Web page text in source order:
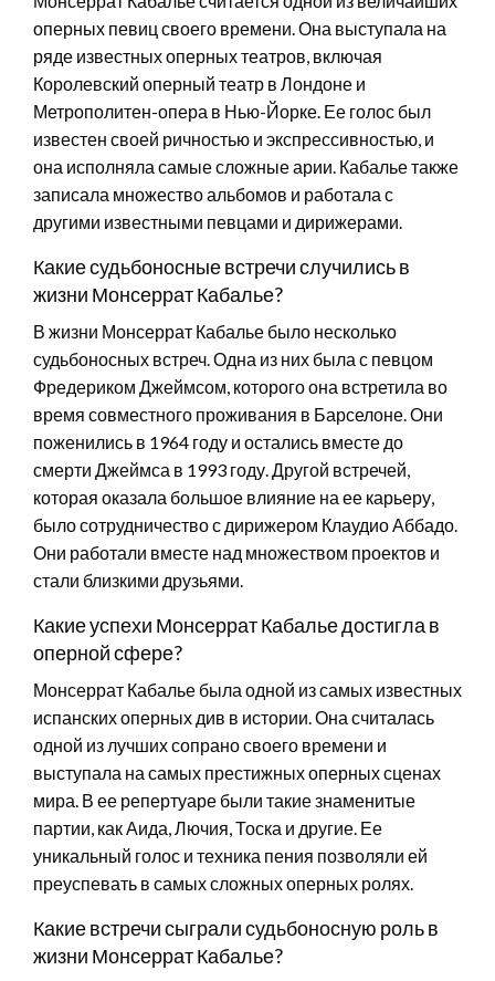
оперных певиц своего времени. Она выступала на
ряде известных оперных театров, включая
Королевский оперный театр в Лондоне и
Метрополитен-опера в Нью-Йорке. Ее голос был
известен своей ричностью и экспрессивностью, и
она исполняла самые сложные арии. Кабалье также
записала множество альбомов и работала с
другими известными певцами и дирижерами.
Какие судьбоносные встречи случились в
жизни Монсеррат Кабалье?
В жизни Монсеррат Кабалье было несколько
судьбоносных встреч. Одна из них была с певцом
Фредериком Джеймсом, которого она встретила во
время совместного проживания в Барселоне. Они
поженились в 1964 году и остались вместе до
смерти Джеймса в 1993 году. Другой встречей,
которая оказала большое влияние на ее карьеру,
было сотрудничество с дирижером Клаудио Аббадо.
Они работали вместе над множеством проектов и
стали близкими друзьями.
Какие успехи Монсеррат Кабалье достигла в
оперной сфере?
Монсеррат Кабалье была одной из самых известных
испанских оперных див в истории. Она считалась
одной из лучших сопрано своего времени и
выступала на самых престижных оперных сценах
мира. В ее репертуаре были такие знаменитые
партии, как Аида, Лючия, Тоска и другие. Ее
уникальный голос и техника пения позволяли ей
преуспевать в самых сложных оперных ролях.
Какие встречи сыграли судьбоносную роль в
жизни Монсеррат Кабалье?